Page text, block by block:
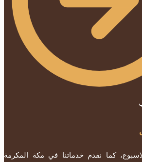
كما نقدم خدماتنا في مكة المكرمة